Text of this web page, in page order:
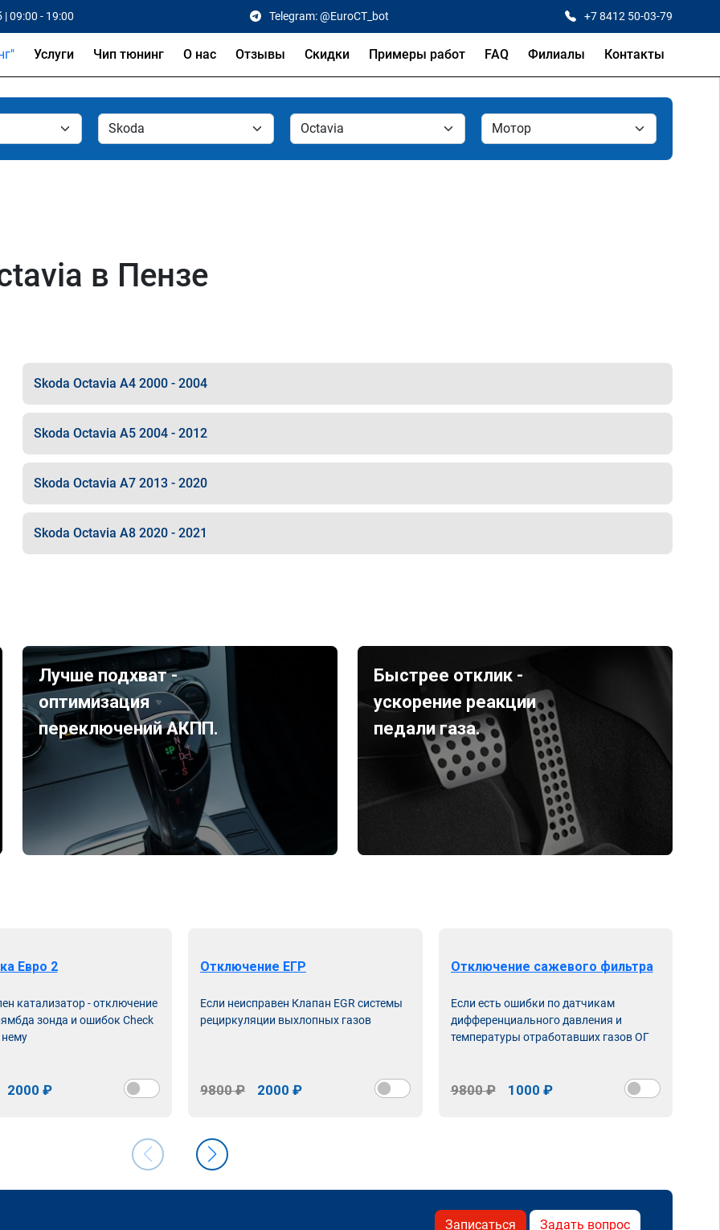
| 09:00 - 19:00 Telegram: @EuroCT_bot +7 8412 50-03-79
Услуги Чип тюнинг О нас Отзывы Скидки Примеры работ FAQ Филиалы Контакты
в Пензе
Skoda Octavia A4 2000 - 2004
Skoda Octavia A5 2004 - 2012
Skoda Octavia A7 2013 - 2020
Skoda Octavia A8 2020 - 2021
Лучше подхват -
оптимизация
переключений АКПП.
Быстрее отклик -
ускорение реакции
педали газа.
Евро 2
катализатор - отключение
зонда и ошибок Check
нему
2000 ₽
Отключение ЕГР
Если неисправен Клапан EGR системы
рециркуляции выхлопных газов
9800 ₽ 2000 ₽
Отключение сажевого фильтра
Если есть ошибки по датчикам
дифференциального давления и
температуры отработавших газов ОГ
9800 ₽ 1000 ₽
Записаться Задать вопрос